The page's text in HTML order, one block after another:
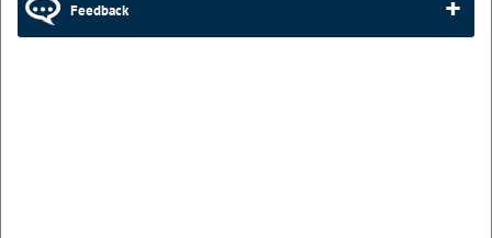
Feedback